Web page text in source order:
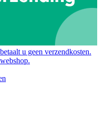
u geen verzendkosten.